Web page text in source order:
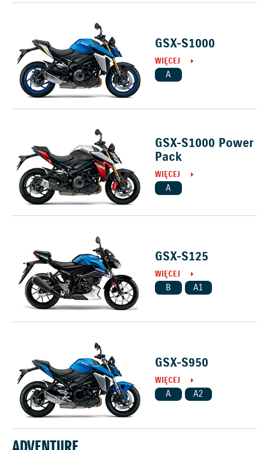
GSX-S1000
WIĘCEJ
A
GSX-S1000 Power
Pack
WIĘCEJ
A
GSX-S125
WIĘCEJ
B A1
GSX-S950
WIĘCEJ
A A2